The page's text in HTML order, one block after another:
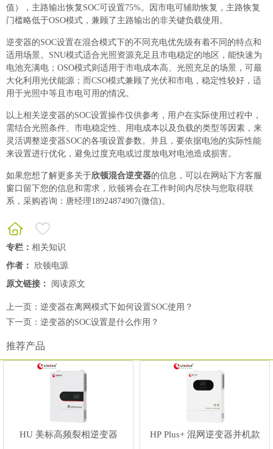
值），主路输出恢复SOC可设置75%。因市电可辅助恢复，主路恢复
门槛略低于OSO模式，兼顾了主路输出的非关键负载使用。
逆变器的SOC设置在混合模式下的不同充电优先级有着不同的特点和
适用场景。SNU模式适合光照资源充足且市电稳定的地区，能快速为
电池充满电；OSO模式则适用于市电成本高、光照充足的场景，可最
大化利用光伏能源；而CSO模式兼顾了光伏和市电，稳定性较好，适
用于光照中等且市电可用的情况。
以上相关逆变器的SOC设置操作仅供参考，用户在实际使用过程中，
需结合光照条件、市电稳定性、用电成本以及负载的类型等因素，来
灵活调整逆变器SOC的各项设置参数。并且，要依据电池的实际性能
来设置进行优化，避免过度充电或过度放电对电池造成损害。
如果您想了解更多关于欣顿混合逆变器的信息，可以在网站下方客服
窗口留下您的信息和需求，欣顿将会在工作时间内尽快与您取得联
系，采购咨询：唐经理18924874907(微信)。
专栏： 相关知识
作者：
欣顿电源
原文链接：
阅读原文
上一页： 逆变器在离网模式下如何设置SOC使用？
下一页： 逆变器的SOC设置是什么作用？
推荐产品
HU 美标高频裂相逆变器 HP Plus+ 混网逆变器并机款